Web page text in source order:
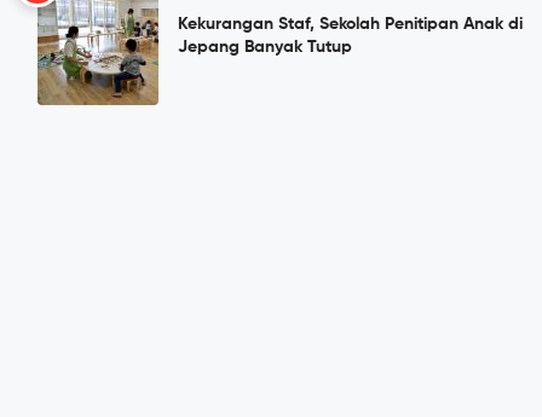
Kekurangan Staf, Sekolah Penitipan Anak di
Jepang Banyak Tutup